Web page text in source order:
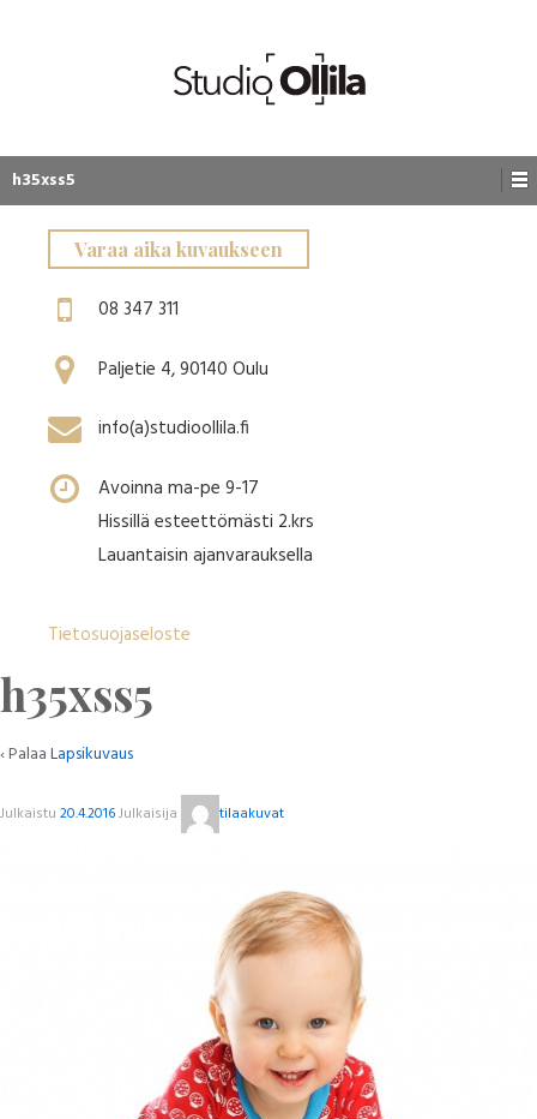
h35xss5
Varaa aika kuvaukseen
08 347 311
Paljetie 4, 90140 Oulu
info(a)studioollila.fi
Avoinna ma-pe 9-17
Hissillä esteettömästi 2.krs
Lauantaisin ajanvarauksella
Tietosuojaseloste
h35xss5
‹ PalaaLapsikuvaus
Julkaistu 20.4.2016Julkaisija tilaakuvat